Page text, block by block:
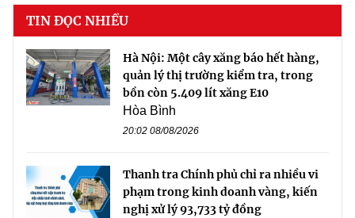
TIN ĐỌC NHIỀU
Hà Nội: Một cây xăng báo hết hàng,
quản lý thị trường kiểm tra, trong
bồn còn 5.409 lít xăng E10
Hòa Bình
20:02 08/08/2026
Thanh tra Chính phủ chỉ ra nhiều vi
phạm trong kinh doanh vàng, kiến
nghị xử lý 93,733 tỷ đồng